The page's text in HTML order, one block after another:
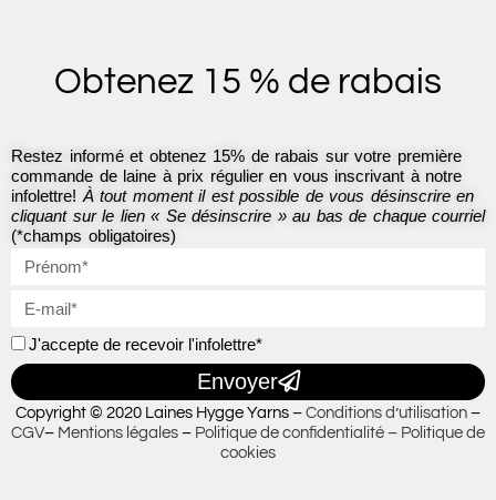
o
k
r
a
Obtenez 15 % de rabais
Restez informé et obtenez 15% de rabais sur votre première
commande de laine à prix régulier en vous inscrivant à notre
infolettre! À tout moment il est possible de vous désinscrire en
cliquant sur le lien « Se désinscrire » au bas de chaque courriel
(*champs obligatoires)
J'accepte de recevoir l'infolettre*
Envoyer
Copyright © 2020 Laines Hygge Yarns – Conditions d’utilisation –
CGV– Mentions légales – Politique de confidentialité – Politique de
cookies